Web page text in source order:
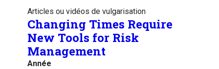
Articles ou vidéos de vulgarisation
Changing Times Require
New Tools for Risk
Management
Année